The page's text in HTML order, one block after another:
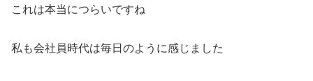
これは本当につらいですね
私も会社員時代は毎日のように感じました